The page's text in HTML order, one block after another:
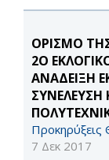
ΟΡΙΣΜΟ
2Ο
ΑΝΑΔΕΙΞΗ
ΣΥΝΕΛΕΥΣΗ
Προκηρύξεις
7 Δεκ 2017